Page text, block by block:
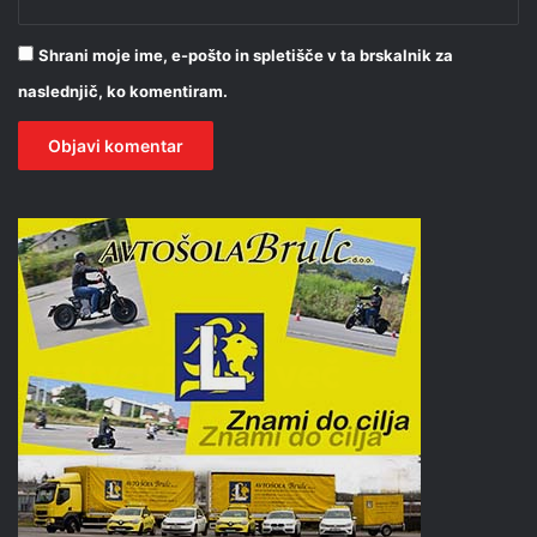
Shrani moje ime, e-pošto in spletišče v ta brskalnik za
naslednjič, ko komentiram.